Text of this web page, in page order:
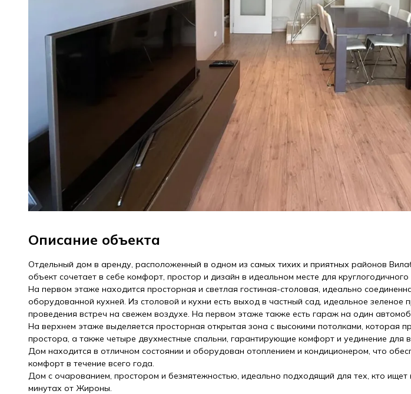
Описание объекта
Отдельный дом в аренду, расположенный в одном из самых тихих и приятных районов
объект сочетает в себе комфорт, простор и дизайн в идеальном месте для
На первом этаже находится просторная и светлая гостиная-столовая, идеально
оборудованной кухней. Из столовой и кухни есть выход в частный сад, идеальное зеленое
проведения встреч на свежем воздухе. На первом этаже также есть гараж на один
На верхнем этаже выделяется просторная открытая зона с высокими потолками, которая
простора, а также четыре двухместные спальни, гарантирующие комфорт и уединение для
Дом находится в отличном состоянии и оборудован отоплением и кондиционером, что
комфорт в течение всего года.
Дом с очарованием, простором и безмятежностью, идеально подходящий для тех, кто ищет
минутах от Жироны.